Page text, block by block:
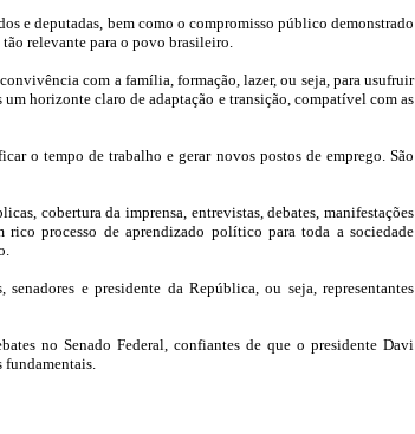
e deputadas, bem como o compromisso público demonstrado
relevante para o povo brasileiro.
com a família, formação, lazer, ou seja, para usufruir
horizonte claro de adaptação e transição, compatível com as
o tempo de trabalho e gerar novos postos de emprego. São
cobertura da imprensa, entrevistas, debates, manifestações
processo de aprendizado político para toda a sociedade
e presidente da República, ou seja, representantes
no Senado Federal, confiantes de que o presidente Davi